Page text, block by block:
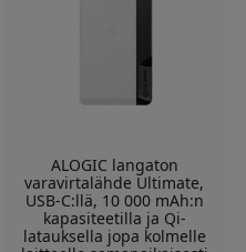
ALOGIC langaton
varavirtalähde Ultimate,
USB-C:llä, 10 000 mAh:n
kapasiteetilla ja Qi-
latauksella jopa kolmelle